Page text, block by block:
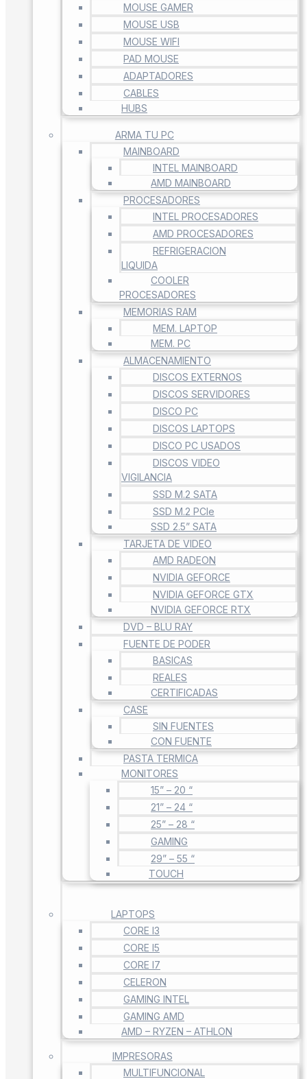
MOUSE GAMER
MOUSE USB
MOUSE WIFI
PAD MOUSE
ADAPTADORES
CABLES
HUBS
ARMA TU PC
MAINBOARD
INTEL MAINBOARD
AMD MAINBOARD
PROCESADORES
INTEL PROCESADORES
AMD PROCESADORES
REFRIGERACION
LIQUIDA
COOLER
PROCESADORES
MEMORIAS RAM
MEM. LAPTOP
MEM. PC
ALMACENAMIENTO
DISCOS EXTERNOS
DISCOS SERVIDORES
DISCO PC
DISCOS LAPTOPS
DISCO PC USADOS
DISCOS VIDEO
VIGILANCIA
SSD M.2 SATA
SSD M.2 PCIe
SSD 2.5” SATA
TARJETA DE VIDEO
AMD RADEON
NVIDIA GEFORCE
NVIDIA GEFORCE GTX
NVIDIA GEFORCE RTX
DVD – BLU RAY
FUENTE DE PODER
BASICAS
REALES
CERTIFICADAS
CASE
SIN FUENTES
CON FUENTE
PASTA TERMICA
MONITORES
15” – 20 “
21” – 24 “
25” – 28 “
GAMING
29” – 55 “
TOUCH
LAPTOPS
CORE I3
CORE I5
CORE I7
CELERON
GAMING INTEL
GAMING AMD
AMD – RYZEN – ATHLON
IMPRESORAS
MULTIFUNCIONAL